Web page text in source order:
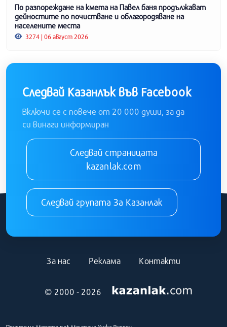
По разпореждане на кмета на Павел баня продължават
дейностите по почистване и облагородяване на
населените места
3274 | 06 август 2026
Следвай Казанлък във Facebook
Включи се с повече от 20 000 души, за да
си винаги информиран
Следвай страницата
kazanlak.com
Следвай групата За Казанлак
© 2000 - 2026
За нас Реклама Контакти